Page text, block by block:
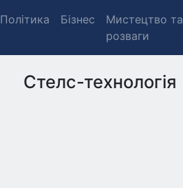
Політика Бізнес
Мистецтво та
розваги
Стелс-технологія